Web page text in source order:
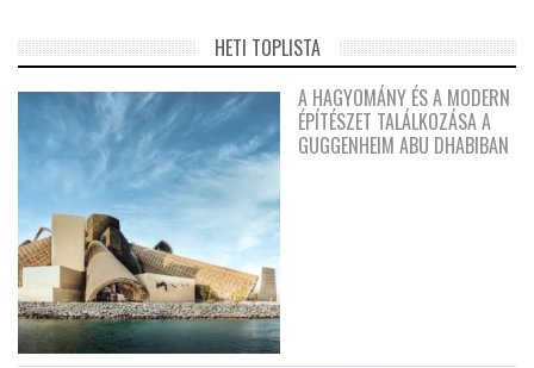
HETI TOPLISTA
A HAGYOMÁNY ÉS A MODERN
ÉPÍTÉSZET TALÁLKOZÁSA A
GUGGENHEIM ABU DHABIBAN